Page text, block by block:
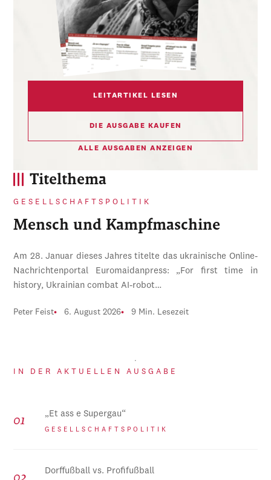
Titelthema
GESELLSCHAFTSPOLITIK
Mensch und Kampfmaschine
Am 28. Januar dieses Jahres titelte das ukrainische Online-
Nachrichtenportal Euromaidanpress: „For first time in
history, Ukrainian combat AI-robot…
Peter Feist 6. August 2026 9 Min. Lesezeit
IN DER AKTUELLEN AUSGABE
„Et ass e Supergau“
GESELLSCHAFTSPOLITIK
Dorffußball vs. Profifußball
LEITARTIKEL LESEN
DIE AUSGABE KAUFEN
ALLE AUSGABEN ANZEIGEN